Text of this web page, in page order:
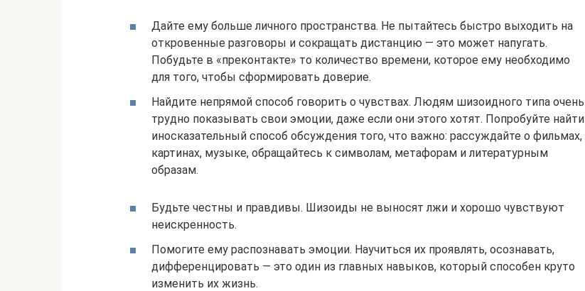
Дайте ему больше личного пространства. Не пытайтесь быстро выходить на
откровенные разговоры и сокращать дистанцию — это может напугать.
Побудьте в «преконтакте» то количество времени, которое ему необходимо
для того, чтобы сформировать доверие.
Найдите непрямой способ говорить о чувствах. Людям шизоидного типа очень
трудно показывать свои эмоции, даже если они этого хотят. Попробуйте найти
иносказательный способ обсуждения того, что важно: рассуждайте о фильмах,
картинах, музыке, обращайтесь к символам, метафорам и литературным
образам.
Будьте честны и правдивы. Шизоиды не выносят лжи и хорошо чувствуют
неискренность.
Помогите ему распознавать эмоции. Научиться их проявлять, осознавать,
дифференцировать — это один из главных навыков, который способен круто
изменить их жизнь.